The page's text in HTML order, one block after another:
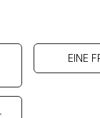
EINE